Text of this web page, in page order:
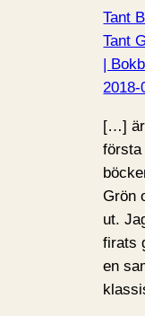
Tant
Tant
|
2018-
[…] är
första
Grön
ut.
firats
en